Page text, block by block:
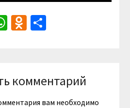
WhatsApp
Odnoklassniki
Отправить
комментарий
вам необходимо